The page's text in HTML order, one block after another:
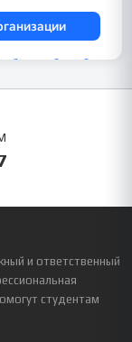
и ответственный
студентам